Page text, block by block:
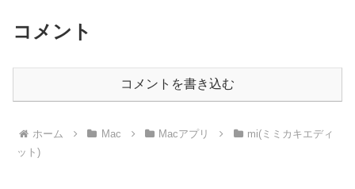
コメント
コメントを書き込む
ホーム Mac Macアプリ
mi(ミミカキエディ
ット)